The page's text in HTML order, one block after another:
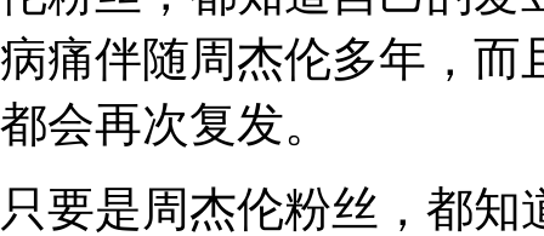
病痛伴随周杰伦多年，而
都会再次复发。
只要是周杰伦粉丝，都